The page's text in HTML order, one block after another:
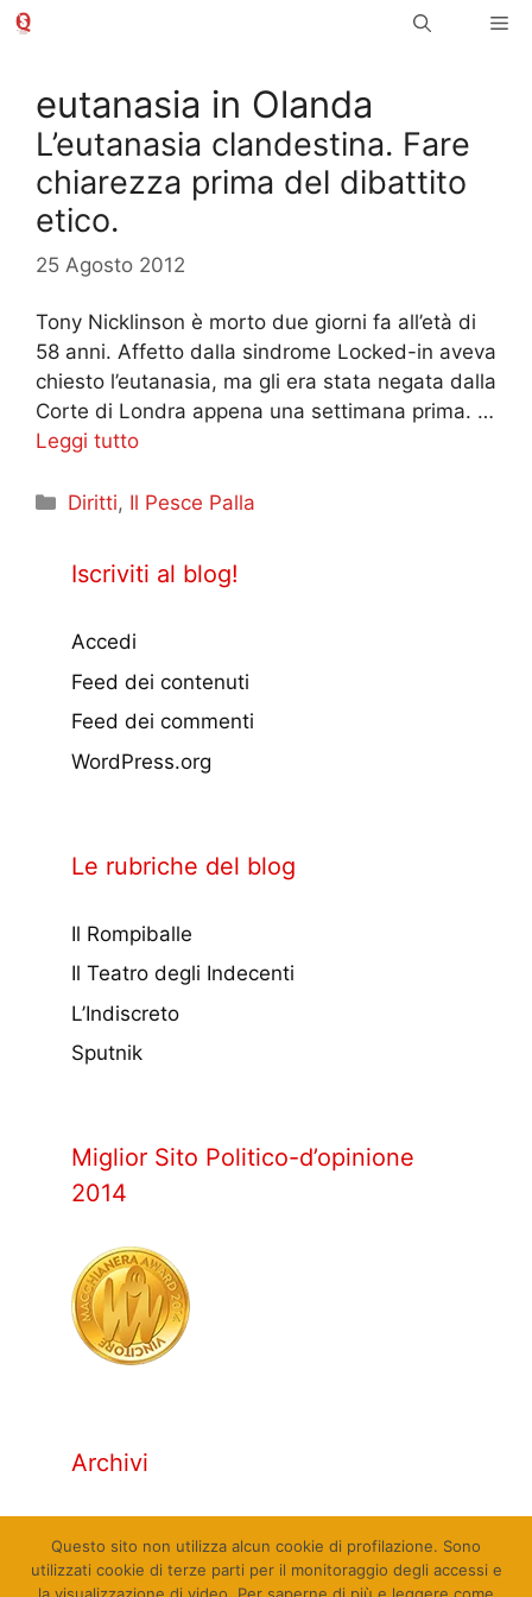
Vai
eutanasia in Olanda
L’eutanasia clandestina. Fare
chiarezza prima del dibattito
etico.
25 Agosto 2012
Tony Nicklinson è morto due giorni fa all’età di
58 anni. Affetto dalla sindrome Locked-in aveva
chiesto l’eutanasia, ma gli era stata negata dalla
Corte di Londra appena una settimana prima. …
Leggi tutto
Categorie
Diritti, Il Pesce Palla
Iscriviti al blog!
Accedi
Feed dei contenuti
Feed dei commenti
WordPress.org
Le rubriche del blog
Il Rompiballe
Il Teatro degli Indecenti
L’Indiscreto
Sputnik
Miglior Sito Politico-d’opinione
2014
Archivi
Questo sito non utilizza alcun cookie di profilazione. Sono
utilizzati cookie di terze parti per il monitoraggio degli accessi e